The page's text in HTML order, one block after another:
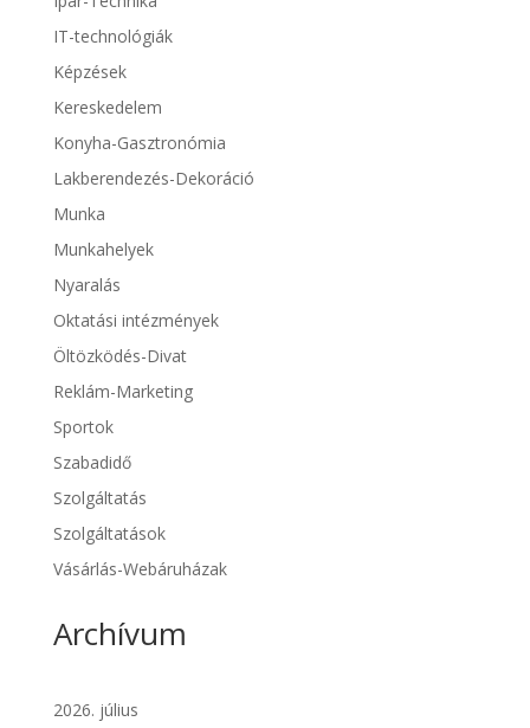
IT-technológiák
Képzések
Kereskedelem
Konyha-Gasztronómia
Lakberendezés-Dekoráció
Munka
Munkahelyek
Nyaralás
Oktatási intézmények
Öltözködés-Divat
Reklám-Marketing
Sportok
Szabadidő
Szolgáltatás
Szolgáltatások
Vásárlás-Webáruházak
Archívum
2026. július